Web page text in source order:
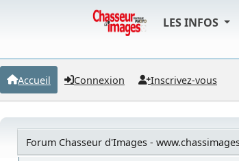
LES INFOS
Accueil Connexion Inscrivez-vous
Forum Chasseur d'Images -